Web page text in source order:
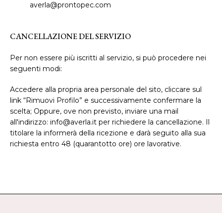
averla@prontopec.com
CANCELLAZIONE DEL SERVIZIO
Per non essere più iscritti al servizio, si può procedere nei
seguenti modi:
Accedere alla propria area personale del sito, cliccare sul
link “Rimuovi Profilo” e successivamente confermare la
scelta; Oppure, ove non previsto, inviare una mail
all'indirizzo: info@averla.it per richiedere la cancellazione. Il
titolare la informerà della ricezione e darà seguito alla sua
richiesta entro 48 (quarantotto ore) ore lavorative.